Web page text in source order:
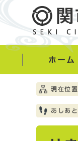
ホーム
現在位置
あしあと